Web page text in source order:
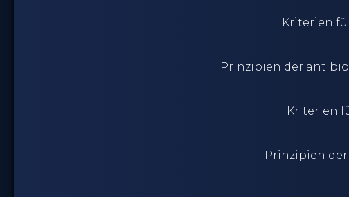
Kriterien
Prinzipien der
Kriterien
Prinzipien